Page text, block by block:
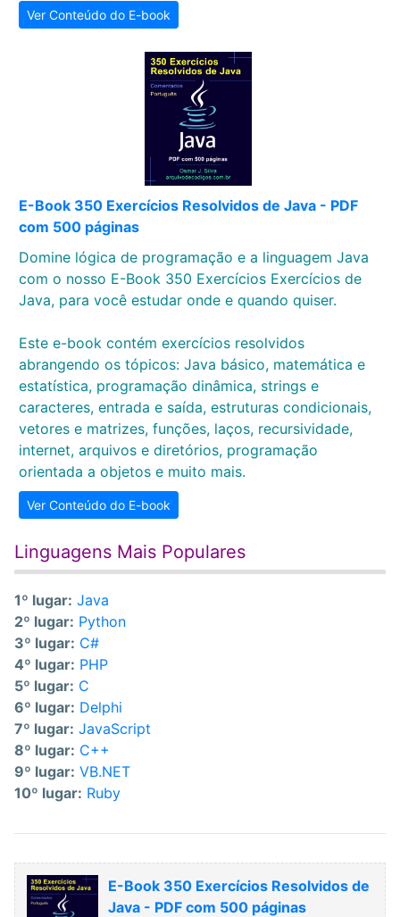
Ver Conteúdo do E-book
E-Book 350 Exercícios Resolvidos de Java - PDF
com 500 páginas
Domine lógica de programação e a linguagem Java
com o nosso E-Book 350 Exercícios Exercícios de
Java, para você estudar onde e quando quiser.
Este e-book contém exercícios resolvidos
abrangendo os tópicos: Java básico, matemática e
estatística, programação dinâmica, strings e
caracteres, entrada e saída, estruturas condicionais,
vetores e matrizes, funções, laços, recursividade,
internet, arquivos e diretórios, programação
orientada a objetos e muito mais.
Ver Conteúdo do E-book
Linguagens Mais Populares
1º lugar: Java
2º lugar: Python
3º lugar: C#
4º lugar: PHP
5º lugar: C
6º lugar: Delphi
7º lugar: JavaScript
8º lugar: C++
9º lugar: VB.NET
10º lugar: Ruby
E-Book 350 Exercícios Resolvidos de
Java - PDF com 500 páginas